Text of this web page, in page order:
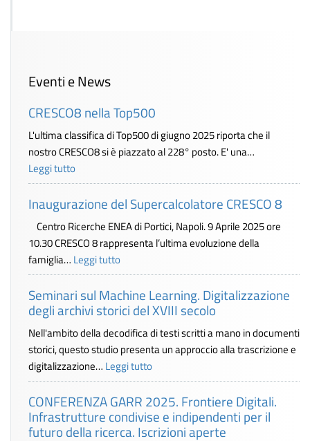
Eventi e News
CRESCO8 nella Top500
L'ultima classifica di Top500 di giugno 2025 riporta che il
nostro CRESCO8 si è piazzato al 228° posto. E' una…
Leggi tutto
Inaugurazione del Supercalcolatore CRESCO 8
Centro Ricerche ENEA di Portici, Napoli. 9 Aprile 2025 ore
10.30 CRESCO 8 rappresenta l’ultima evoluzione della
famiglia… Leggi tutto
Seminari sul Machine Learning. Digitalizzazione
degli archivi storici del XVIII secolo
Nell'ambito della decodifica di testi scritti a mano in documenti
storici, questo studio presenta un approccio alla trascrizione e
digitalizzazione… Leggi tutto
CONFERENZA GARR 2025. Frontiere Digitali.
Infrastrutture condivise e indipendenti per il
futuro della ricerca. Iscrizioni aperte